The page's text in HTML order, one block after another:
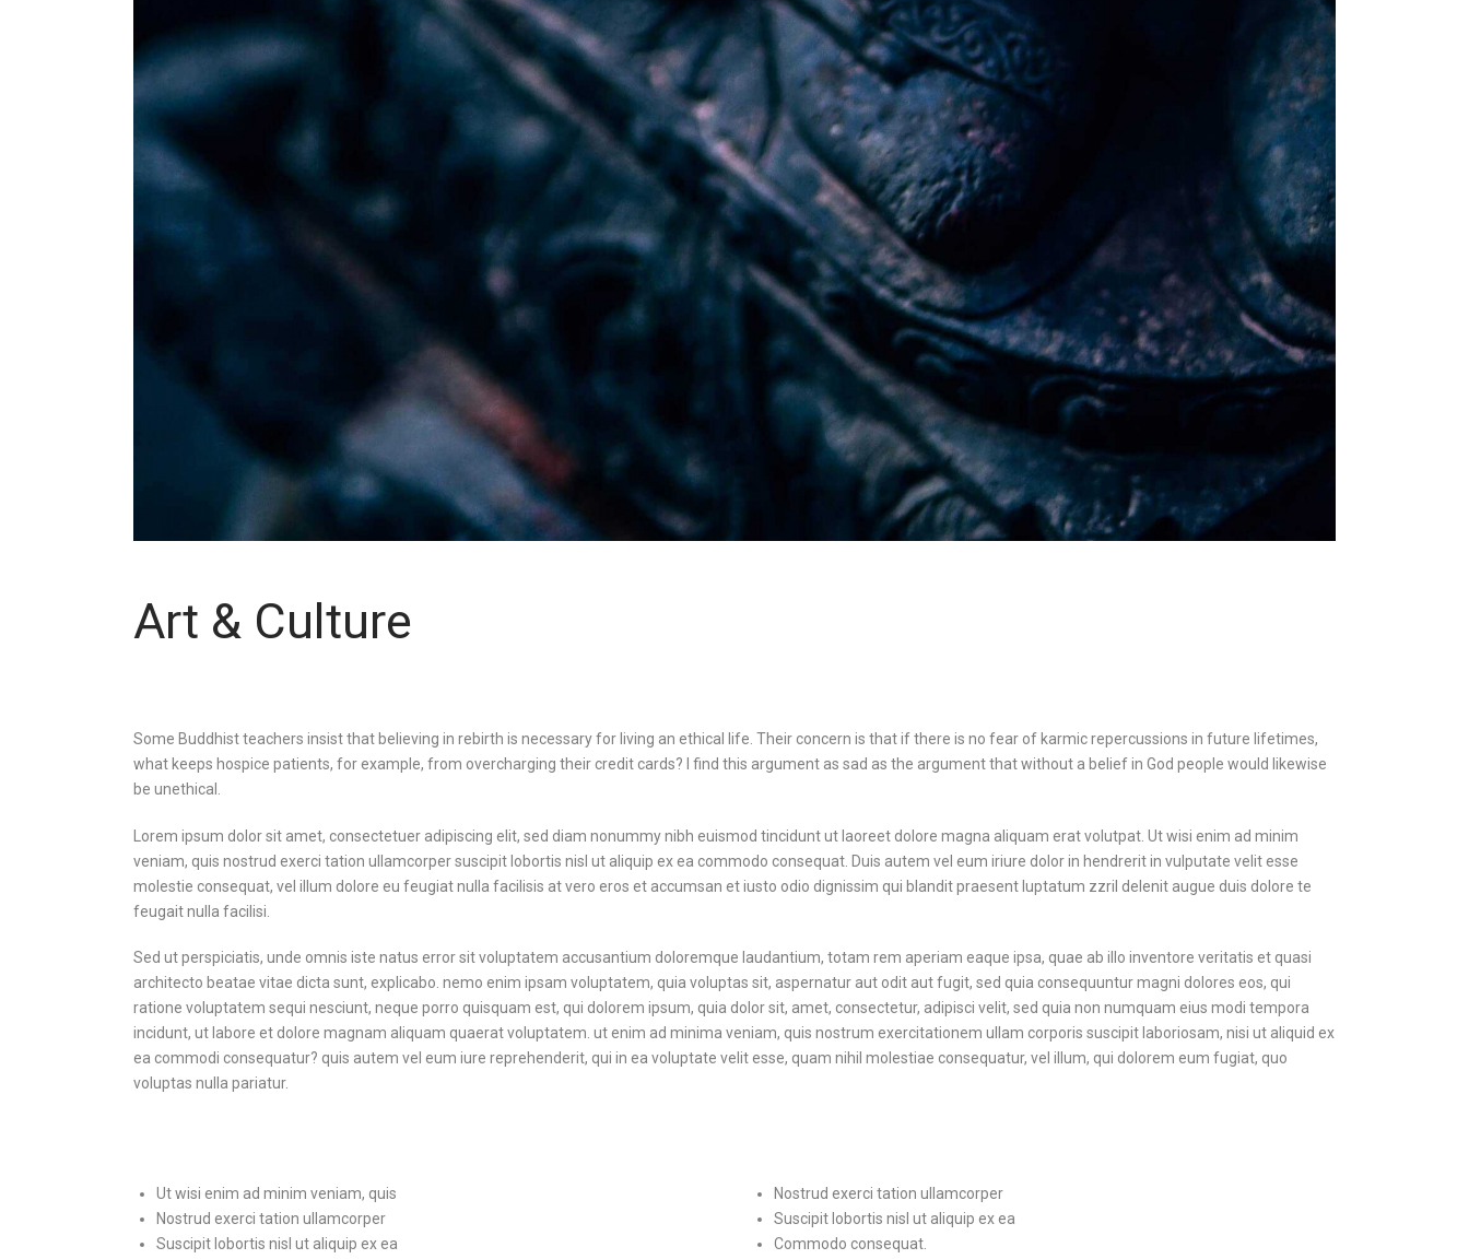
Art & Culture
Some Buddhist teachers insist that believing in rebirth is necessary for living an ethical life. Their concern is that if there is no fear of karmic repercussions in future lifetimes,
what keeps hospice patients, for example, from overcharging their credit cards? I find this argument as sad as the argument that without a belief in God people would likewise
be unethical.
Lorem ipsum dolor sit amet, consectetuer adipiscing elit, sed diam nonummy nibh euismod tincidunt ut laoreet dolore magna aliquam erat volutpat. Ut wisi enim ad minim
veniam, quis nostrud exerci tation ullamcorper suscipit lobortis nisl ut aliquip ex ea commodo consequat. Duis autem vel eum iriure dolor in hendrerit in vulputate velit esse
molestie consequat, vel illum dolore eu feugiat nulla facilisis at vero eros et accumsan et iusto odio dignissim qui blandit praesent luptatum zzril delenit augue duis dolore te
feugait nulla facilisi.
Sed ut perspiciatis, unde omnis iste natus error sit voluptatem accusantium doloremque laudantium, totam rem aperiam eaque ipsa, quae ab illo inventore veritatis et quasi
architecto beatae vitae dicta sunt, explicabo. nemo enim ipsam voluptatem, quia voluptas sit, aspernatur aut odit aut fugit, sed quia consequuntur magni dolores eos, qui
ratione voluptatem sequi nesciunt, neque porro quisquam est, qui dolorem ipsum, quia dolor sit, amet, consectetur, adipisci velit, sed quia non numquam eius modi tempora
incidunt, ut labore et dolore magnam aliquam quaerat voluptatem. ut enim ad minima veniam, quis nostrum exercitationem ullam corporis suscipit laboriosam, nisi ut aliquid ex
ea commodi consequatur? quis autem vel eum iure reprehenderit, qui in ea voluptate velit esse, quam nihil molestiae consequatur, vel illum, qui dolorem eum fugiat, quo
voluptas nulla pariatur.
Ut wisi enim ad minim veniam, quis
Nostrud exerci tation ullamcorper
Suscipit lobortis nisl ut aliquip ex ea
Nostrud exerci tation ullamcorper
Suscipit lobortis nisl ut aliquip ex ea
Commodo consequat.